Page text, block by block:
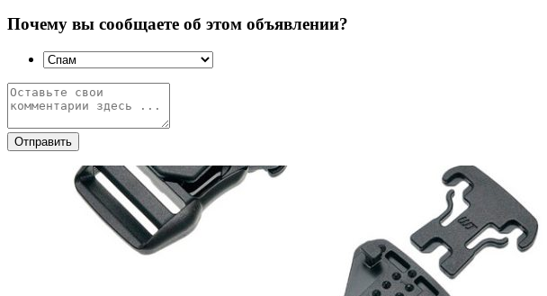
Почему вы сообщаете об этом объявлении?
Отправить